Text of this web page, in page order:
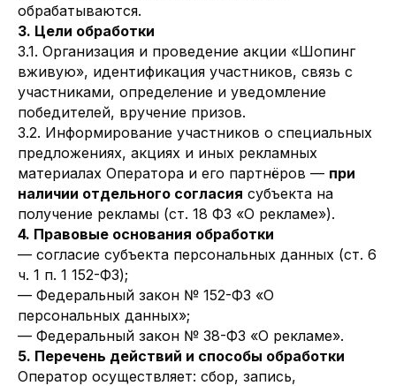
обрабатываются.
3. Цели обработки
3.1. Организация и проведение акции «Шопинг
вживую», идентификация участников, связь с
участниками, определение и уведомление
победителей, вручение призов.
3.2. Информирование участников о специальных
предложениях, акциях и иных рекламных
материалах Оператора и его партнёров — при
наличии отдельного согласия субъекта на
получение рекламы (ст. 18 ФЗ «О рекламе»).
4. Правовые основания обработки
— согласие субъекта персональных данных (ст. 6
ч. 1 п. 1 152-ФЗ);
— Федеральный закон № 152-ФЗ «О
персональных данных»;
— Федеральный закон № 38-ФЗ «О рекламе».
5. Перечень действий и способы обработки
Оператор осуществляет: сбор, запись,